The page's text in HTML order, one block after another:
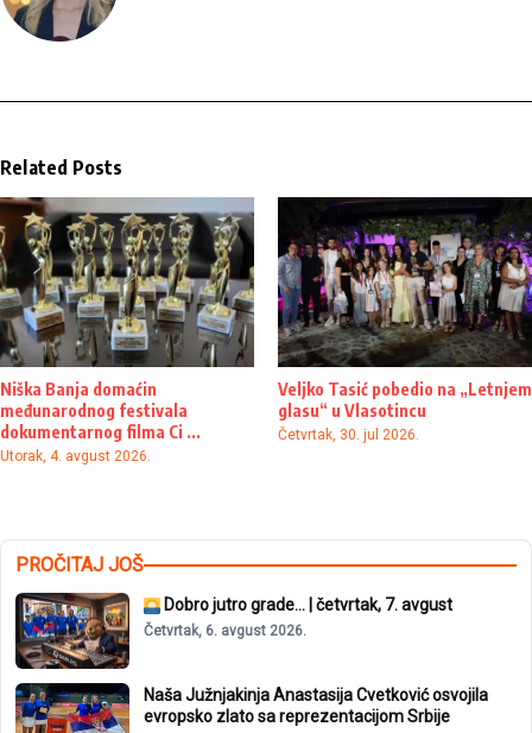
Related Posts
Niška Banja domaćin
međunarodnog festivala
dokumentarnog filma Ci ...
Utorak, 4. avgust 2026.
Veljko Tasić pobedio na „Letnjem
glasu“ u Vlasotincu
Četvrtak, 30. jul 2026.
PROČITAJ JOŠ
Dobro jutro grade… | četvrtak, 7. avgust
Četvrtak, 6. avgust 2026.
Naša Južnjakinja Anastasija Cvetković osvojila
evropsko zlato sa reprezentacijom Srbije